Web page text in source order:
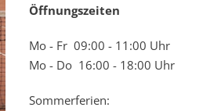
Öffnungszeiten
Mo - Fr 09:00 - 11:00 Uhr
Mo - Do 16:00 - 18:00 Uhr
Sommerferien: